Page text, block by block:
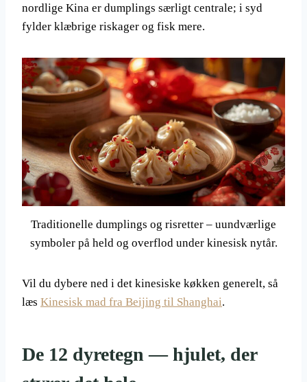
nordlige Kina er dumplings særligt centrale; i syd
fylder klæbrige riskager og fisk mere.
Traditionelle dumplings og risretter – uundværlige
symboler på held og overflod under kinesisk nytår.
Vil du dybere ned i det kinesiske køkken generelt, så
læs Kinesisk mad fra Beijing til Shanghai.
De 12 dyretegn — hjulet, der